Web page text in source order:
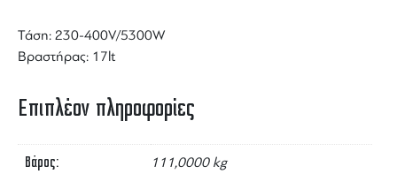
Τάση: 230-400V/5300W
Βραστήρας: 17lt
Επιπλέον πληροφορίες
Βάρος 111,0000 kg